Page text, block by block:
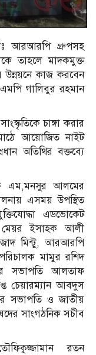
আরআরপি গ্রুপসহ
তাহলে মাদকমুক্ত
উন্নয়নে কাজ করবেন
গালিবুর রহমান
চাঙ্গা করার
আয়োজিত নাইট
অতিথির বক্তব্যে
এম,মনসুর আলমের
এসময় উপস্থিত
এডভোকেট
ইসাহক আলী
মিন্টু, আরআরপি
মামুর রশিদ
সভাপতি আলতাফ
চেয়ারম্যান আবদুস
সভাপতি ও জাতীয়
সাংগঠনিক সচীব
রতন